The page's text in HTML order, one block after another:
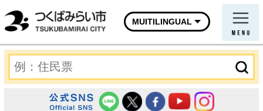
MUITILINGUAL